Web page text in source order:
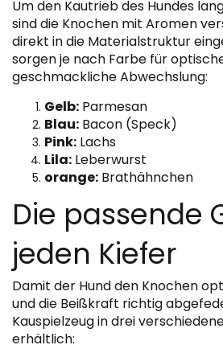
Um den Kautrieb des Hundes
sind die Knochen mit Aromen
direkt in die Materialstruktur
sorgen je nach Farbe für
geschmackliche Abwechslung:
Gelb: Parmesan
Blau: Bacon (Speck)
Pink: Lachs
Lila: Leberwurst
orange: Brathähnchen
Die passende
jeden Kiefer
Damit der Hund den Knochen
und die Beißkraft richtig
Kauspielzeug in drei
erhältlich: